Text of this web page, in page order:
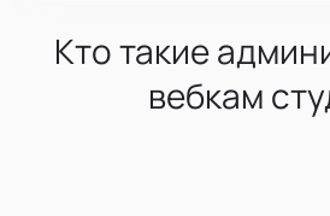
Кто такие
вебкам